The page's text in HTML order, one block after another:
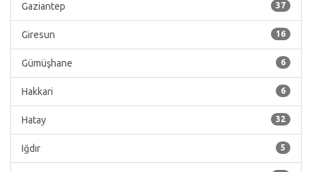
37
Gaziantep
16
Giresun
6
Gümüşhane
6
Hakkari
32
Hatay
5
Iğdır